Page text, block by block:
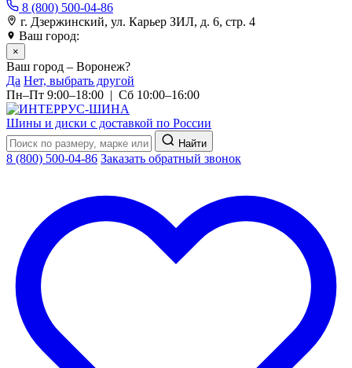
8 (800) 500-04-86
г. Дзержинский, ул. Карьер ЗИЛ, д. 6, стр. 4
Ваш город:
×
Ваш город – Воронеж?
Да Нет, выбрать другой
Пн–Пт 9:00–18:00 | Сб 10:00–16:00
Шины и диски с доставкой по России
Найти
8 (800) 500-04-86 Заказать обратный звонок